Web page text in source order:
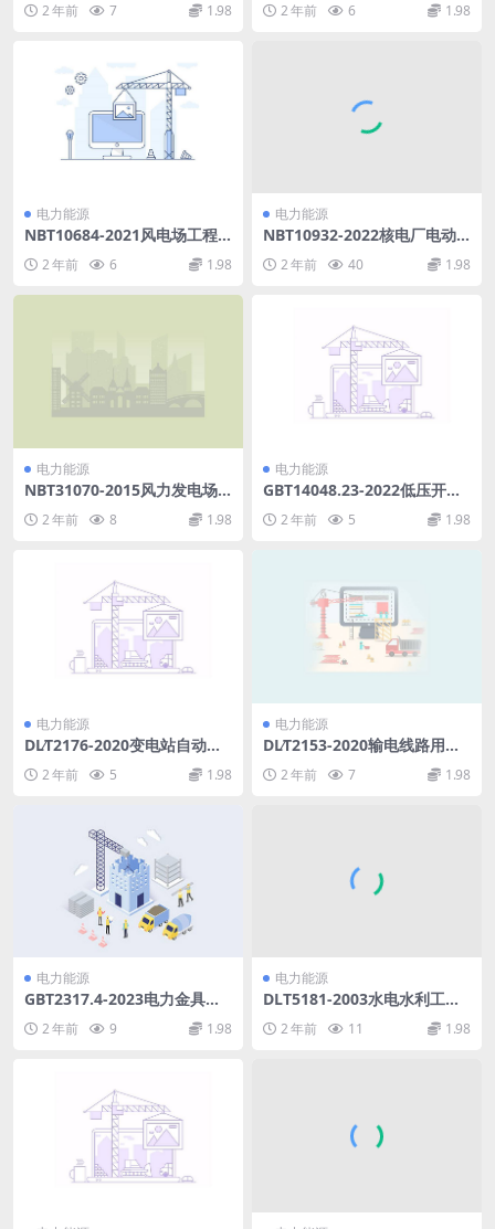
煤尘防治.pdf
2 年前 7 1.98 2 年前 6 1.98
电力能源
NBT10684-2021风电场工程
质量管理规程(9.79MB)pdf
2 年前 6 1.98
电力能源
NBT10932-2022核电厂电动
机运行维护与检修试验导则(6.
5MB)pdf
2 年前 40 1.98
电力能源
NBT31070-2015风力发电场
监控系统通信-一致性测试(12.
57MB)pdf
2 年前 8 1.98
电力能源
GBT14048.23-2022低压开关
设备和控制设备第9-1部分：
电弧故障主动抑制系统灭弧电
2 年前 5 1.98
电力能源
DL∕T2176-2020变电站自动化
94MB)pdf
2 年前 5 1.98
电力能源
DL∕T2153-2020输电线路用带
2 年前 7 1.98
电力能源
GBT2317.4-2023电力金具试
验方法第4部分：验收规则(1.5
2MB)pdf
2 年前 9 1.98
电力能源
DLT5181-2003水电水利工程
2 年前 11 1.98